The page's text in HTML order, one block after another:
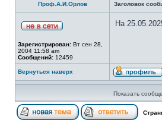
Проф.А.И.Орлов Заголовок
Зарегистрирован: Вт сен 28,
2004 11:58 am
Сообщений: 12459
На
Вернуться наверх
Показать